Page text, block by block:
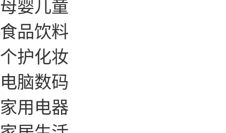
母婴儿童
食品饮料
个护化妆
电脑数码
家用电器